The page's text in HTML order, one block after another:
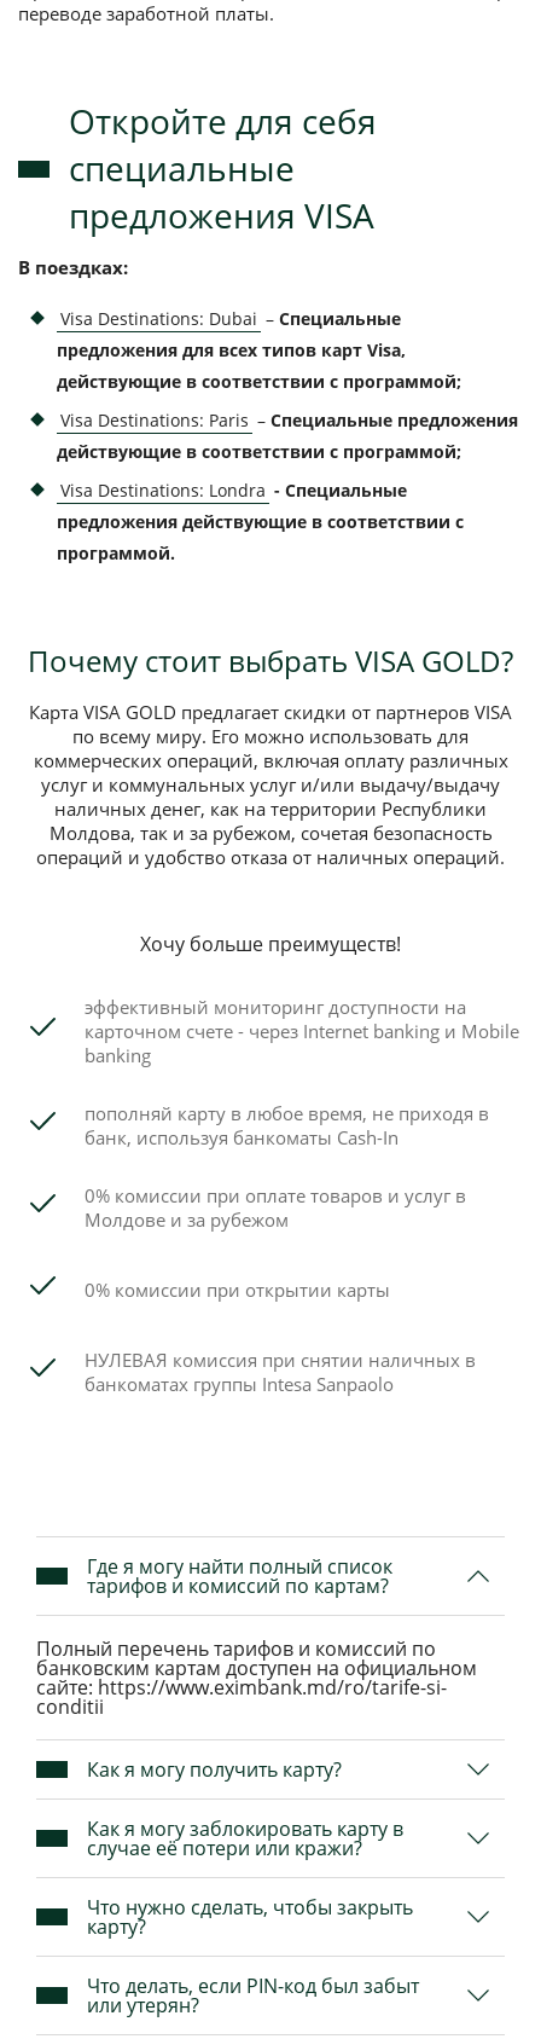
переводе заработной платы.
Откройте для себя
специальные
предложения VISA
В поездках:
Visa Destinations: Dubai – Специальные
предложения для всех типов карт Visa,
действующие в соответствии с программой;
Visa Destinations: Paris – Специальные предложения
действующие в соответствии с программой;
Visa Destinations: Londra - Специальные
предложения действующие в соответствии с
программой.
Почему стоит выбрать VISA GOLD?
Карта VISA GOLD предлагает скидки от партнеров VISA
по всему миру. Его можно использовать для
коммерческих операций, включая оплату различных
услуг и коммунальных услуг и/или выдачу/выдачу
наличных денег, как на территории Республики
Молдова, так и за рубежом, сочетая безопасность
операций и удобство отказа от наличных операций.
Хочу больше преимуществ!
эффективный мониторинг доступности на
карточном счете - через Internet banking и Mobile
banking
пополняй карту в любое время, не приходя в
банк, используя банкоматы Cash-In
0% комиссии при оплате товаров и услуг в
Молдове и за рубежом
0% комиссии при открытии карты
НУЛЕВАЯ комиссия при снятии наличных в
банкоматах группы Intesa Sanpaolo
Где я могу найти полный список
тарифов и комиссий по картам?
Полный перечень тарифов и комиссий по
банковским картам доступен на официальном
сайте: https://www.eximbank.md/ro/tarife-si-
conditii
Как я могу получить карту?
Как я могу заблокировать карту в
случае её потери или кражи?
Что нужно сделать, чтобы закрыть
карту?
Что делать, если PIN-код был забыт
или утерян?